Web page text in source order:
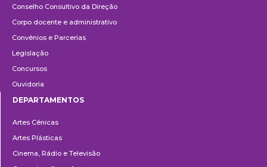
Conselho Consultivo da Direção
Corpo docente e administrativo
Convênios e Parcerias
Legislação
Concursos
Ouvidoria
DEPARTAMENTOS
Artes Cênicas
Artes Plásticas
Cinema, Rádio e Televisão